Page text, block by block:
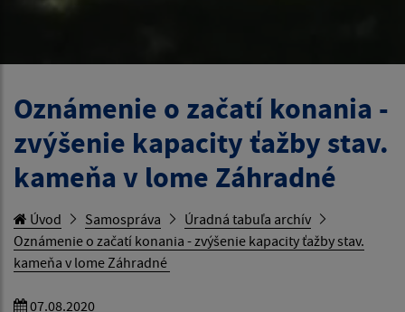
Oznámenie o začatí konania -
zvýšenie kapacity ťažby stav.
kameňa v lome Záhradné
Úvod Samospráva
Úradná tabuľa archív
Oznámenie o začatí konania - zvýšenie kapacity ťažby stav.
kameňa v lome Záhradné
07.08.2020